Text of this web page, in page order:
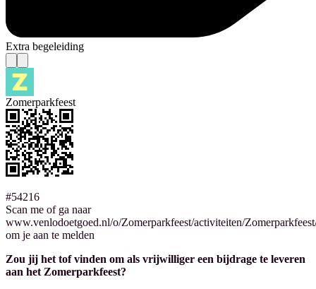
Extra begeleiding
Zomerparkfeest
#54216
Scan me of ga naar
www.venlodoetgoed.nl/o/Zomerparkfeest/activiteiten/
om je aan te melden
Zou jij het tof vinden om als vrijwilliger een bijdrage te leveren
aan het Zomerparkfeest?